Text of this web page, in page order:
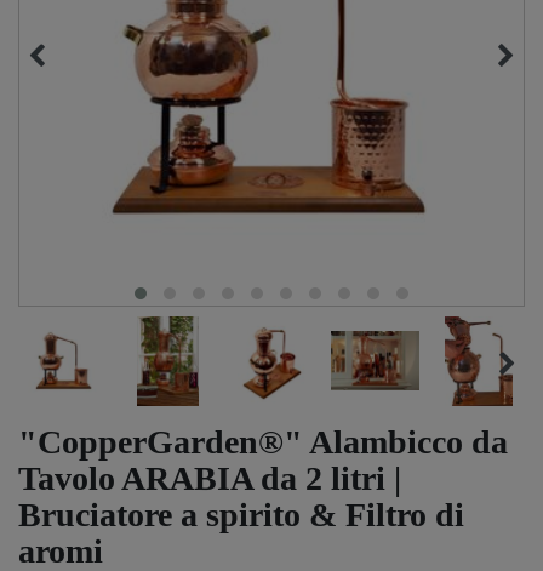
"CopperGarden®" Alambicco da
Tavolo ARABIA da 2 litri |
Bruciatore a spirito & Filtro di
aromi